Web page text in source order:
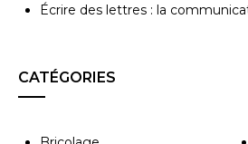
Écrire des lettres : la
CATÉGORIES